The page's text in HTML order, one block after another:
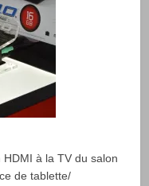
HDMI à la TV du salon
de tablette/